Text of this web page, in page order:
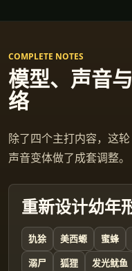
COMPLETE NOTES
模型、声音
络
除了四个主打内容，这
声音变体做了成套调整。
重新设计幼年
犰狳 美西螈 蜜蜂
溺尸
狐狸 发光鱿鱼